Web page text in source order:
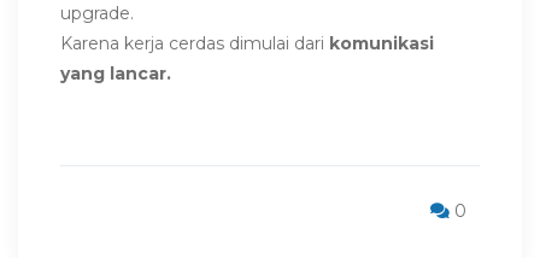
upgrade.
Karena kerja cerdas dimulai dari komunikasi
yang lancar.
0